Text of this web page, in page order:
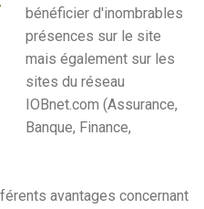
bénéficier d'inombrables
présences sur le site
mais également sur les
sites du réseau
IOBnet.com (Assurance,
Banque, Finance,
avantages concernant